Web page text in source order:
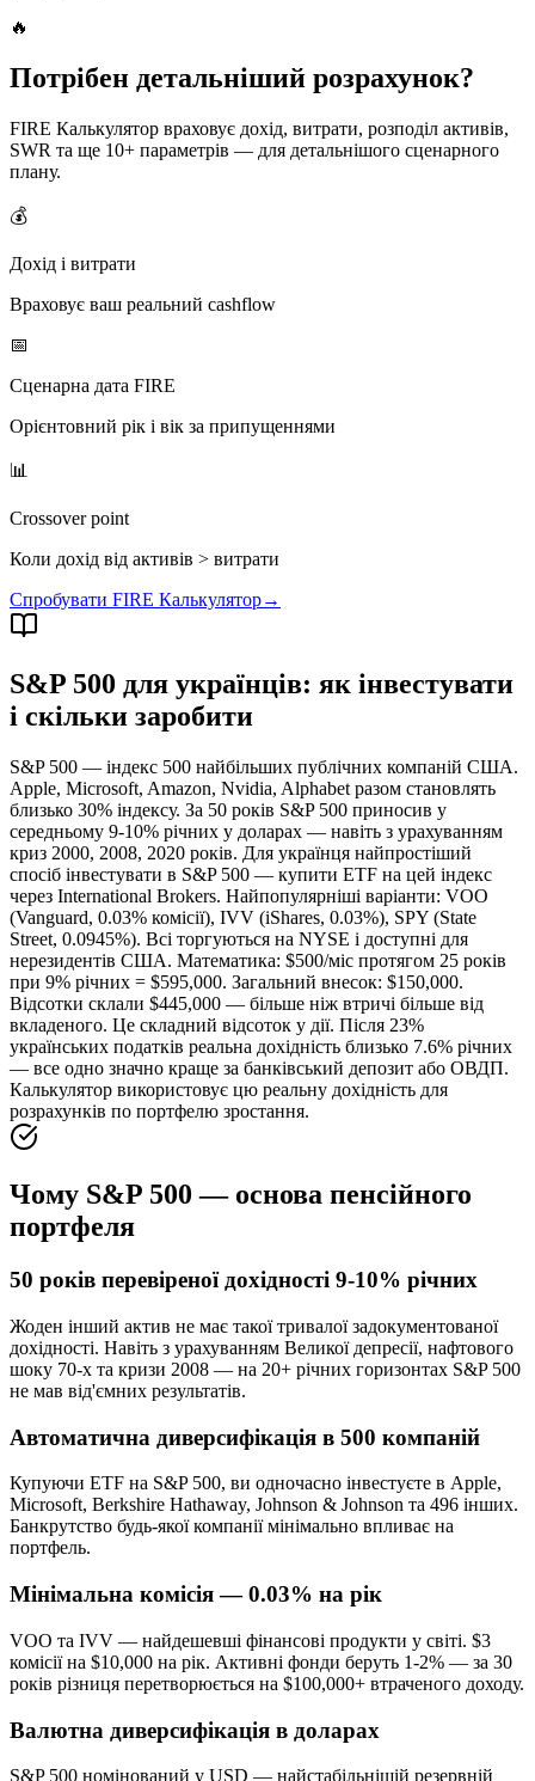
🔥
Потрібен детальніший розрахунок?
FIRE Калькулятор враховує дохід, витрати, розподіл активів,
SWR та ще 10+ параметрів — для детальнішого сценарного
плану.
💰
Дохід і витрати
Враховує ваш реальний cashflow
📅
Сценарна дата FIRE
Орієнтовний рік і вік за припущеннями
📊
Crossover point
Коли дохід від активів > витрати
Спробувати FIRE Калькулятор→
S&P 500 для українців: як інвестувати
і скільки заробити
S&P 500 — індекс 500 найбільших публічних компаній США.
Apple, Microsoft, Amazon, Nvidia, Alphabet разом становлять
близько 30% індексу. За 50 років S&P 500 приносив у
середньому 9-10% річних у доларах — навіть з урахуванням
криз 2000, 2008, 2020 років. Для українця найпростіший
спосіб інвестувати в S&P 500 — купити ETF на цей індекс
через International Brokers. Найпопулярніші варіанти: VOO
(Vanguard, 0.03% комісії), IVV (iShares, 0.03%), SPY (State
Street, 0.0945%). Всі торгуються на NYSE і доступні для
нерезидентів США. Математика: $500/міс протягом 25 років
при 9% річних = $595,000. Загальний внесок: $150,000.
Відсотки склали $445,000 — більше ніж втричі більше від
вкладеного. Це складний відсоток у дії. Після 23%
українських податків реальна дохідність близько 7.6% річних
— все одно значно краще за банківський депозит або ОВДП.
Калькулятор використовує цю реальну дохідність для
розрахунків по портфелю зростання.
Чому S&P 500 — основа пенсійного
портфеля
50 років перевіреної дохідності 9-10% річних
Жоден інший актив не має такої тривалої задокументованої
дохідності. Навіть з урахуванням Великої депресії, нафтового
шоку 70-х та кризи 2008 — на 20+ річних горизонтах S&P 500
не мав від'ємних результатів.
Автоматична диверсифікація в 500 компаній
Купуючи ETF на S&P 500, ви одночасно інвестуєте в Apple,
Microsoft, Berkshire Hathaway, Johnson & Johnson та 496 інших.
Банкрутство будь-якої компанії мінімально впливає на
портфель.
Мінімальна комісія — 0.03% на рік
VOO та IVV — найдешевші фінансові продукти у світі. $3
комісії на $10,000 на рік. Активні фонди беруть 1-2% — за 30
років різниця перетворюється на $100,000+ втраченого доходу.
Валютна диверсифікація в доларах
S&P 500 номінований у USD — найстабільнішій резервній